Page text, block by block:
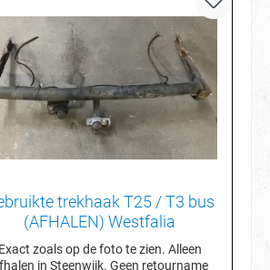
trekhaak T25 / T3 bus
(AFHALEN) Westfalia
Exact zoals op de foto te zien. Alleen
in Steenwijk. Geen retourname